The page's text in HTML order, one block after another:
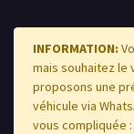
INFORMATION:
mais souhaitez le
proposons une
véhicule via
vous compliquée